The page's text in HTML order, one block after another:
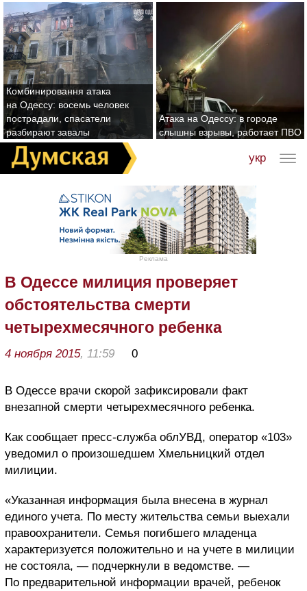
Комбинировання атака
на Одессу: восемь человек
пострадали, спасатели
разбирают завалы
Атака на Одессу: в городе
слышны взрывы, работает ПВО
укр
Реклама
В Одессе милиция проверяет
обстоятельства смерти
четырехмесячного ребенка
4 ноября 2015, 11:59 0
В Одессе врачи скорой зафиксировали факт
внезапной смерти четырехмесячного ребенка.
Как сообщает пресс-служба облУВД, оператор «103»
уведомил о произошедшем Хмельницкий отдел
милиции.
«Указанная информация была внесена в журнал
единого учета. По месту жительства семьи выехали
правоохранители. Семья погибшего младенца
характеризуется положительно и на учете в милиции
не состояла, — подчеркнули в ведомстве. —
По предварительной информации врачей, ребенок